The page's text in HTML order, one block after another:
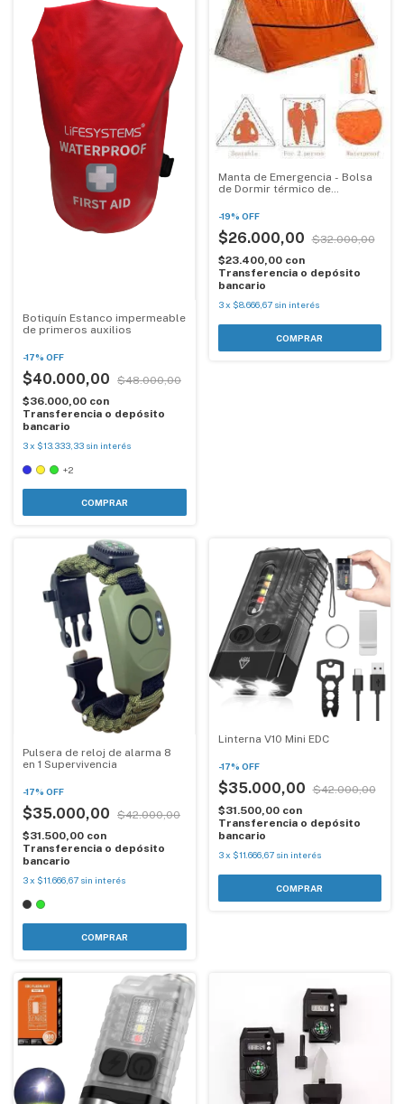
Botiquín Estanco impermeable
de primeros auxilios
-17% OFF
$40.000,00
$48.000,00
$36.000,00 con
Transferencia o depósito
bancario
3x $13.333,33 sin interés
+2
COMPRAR
Manta de Emergencia - Bolsa
de Dormir térmico de
-19% OFF
$26.000,00
$32.000,00
$23.400,00 con
Transferencia o depósito
bancario
3 x $8.666,67 sin interés
Pulsera de reloj de alarma 8
en 1 Supervivencia
-17% OFF
$35.000,00
$42.000,00
$31.500,00 con
Transferencia o depósito
bancario
3x $11.666,67 sin interés
COMPRAR
Linterna V10 Mini EDC
-17% OFF
$35.000,00
$42.000,00
$31.500,00 con
Transferencia o depósito
bancario
3 x $11.666,67 sin interés